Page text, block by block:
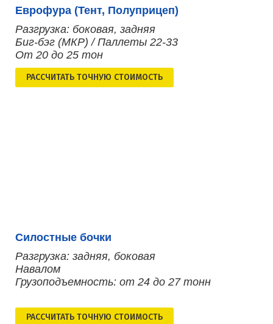
Еврофура (Тент, Полуприцеп)
Разгрузка: боковая, задняя
Биг-бэг (МКР) / Паллеты 22-33
От 20 до 25 тон
РАСCЧИТАТЬ ТОЧНУЮ СТОИМОСТЬ
Силостные бочки
Разгрузка: задняя, боковая
Навалом
Грузоподъемность: от 24 до 27 тонн
РАСCЧИТАТЬ ТОЧНУЮ СТОИМОСТЬ